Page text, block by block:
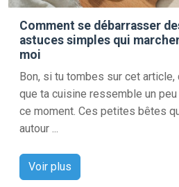
Comment se débarrasser
astuces simples qui
moi
Bon, si tu tombes sur cet article,
que ta cuisine ressemble un
ce moment. Ces petites bêtes
autour ...
Voir plus